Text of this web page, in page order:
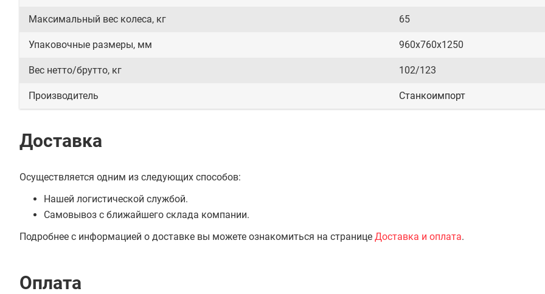
Максимальный вес колеса, кг 65
Упаковочные размеры, мм 960х760х1250
Вес нетто/брутто, кг 102/123
Производитель Станкоимпорт
Доставка
Осуществляется одним из следующих способов:
Нашей логистической службой.
Самовывоз с ближайшего склада компании.
Подробнее с информацией о доставке вы можете ознакомиться на странице Доставка и оплата.
Оплата